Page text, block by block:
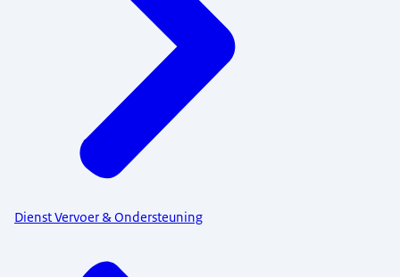
Dienst Vervoer & Ondersteuning